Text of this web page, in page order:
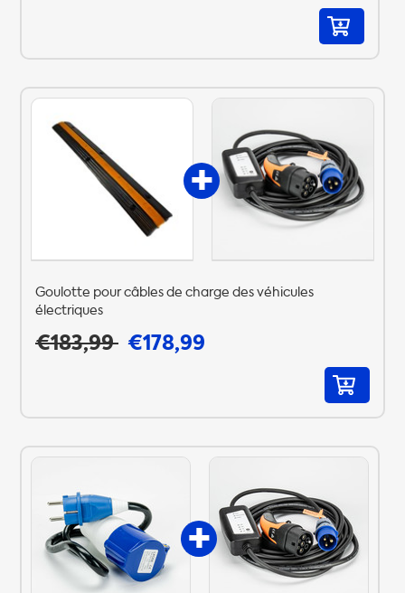
Goulotte pour câbles de charge des véhicules
électriques
€183,99 €178,99